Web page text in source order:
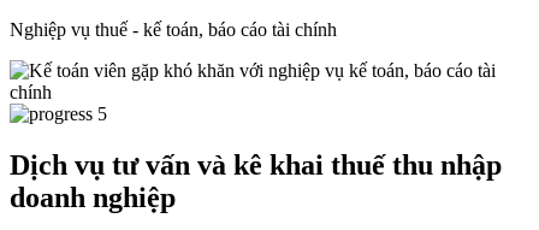
Nghiệp vụ thuế - kế toán, báo cáo tài chính
Dịch vụ tư vấn và kê khai thuế thu nhập
doanh nghiệp